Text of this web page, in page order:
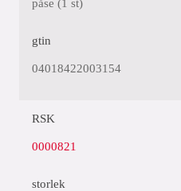
påse (1 st)
gtin
04018422003154
RSK
0000821
storlek